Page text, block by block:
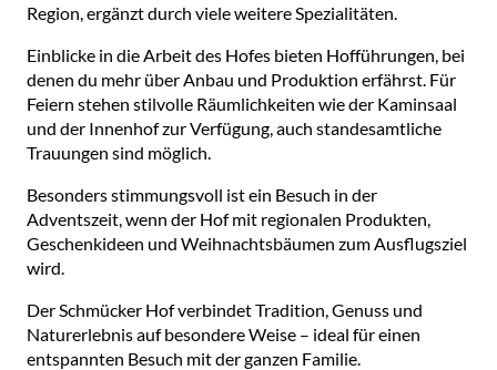
Region, ergänzt durch viele weitere Spezialitäten.
Einblicke in die Arbeit des Hofes bieten Hofführungen, bei
denen du mehr über Anbau und Produktion erfährst. Für
Feiern stehen stilvolle Räumlichkeiten wie der Kaminsaal
und der Innenhof zur Verfügung, auch standesamtliche
Trauungen sind möglich.
Besonders stimmungsvoll ist ein Besuch in der
Adventszeit, wenn der Hof mit regionalen Produkten,
Geschenkideen und Weihnachtsbäumen zum Ausflugsziel
wird.
Der Schmücker Hof verbindet Tradition, Genuss und
Naturerlebnis auf besondere Weise – ideal für einen
entspannten Besuch mit der ganzen Familie.